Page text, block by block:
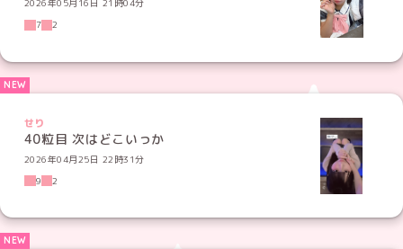
2026年05月16日 21時04分
7
2
せり
40粒目 次はどこいっか
2026年04月25日 22時31分
9
2